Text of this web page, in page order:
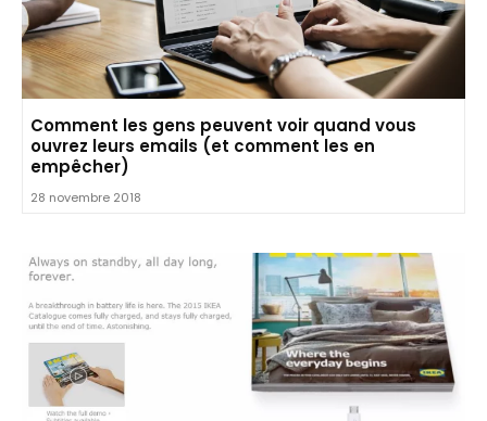
Comment les gens peuvent voir quand vous
ouvrez leurs emails (et comment les en
empêcher)
28 novembre 2018